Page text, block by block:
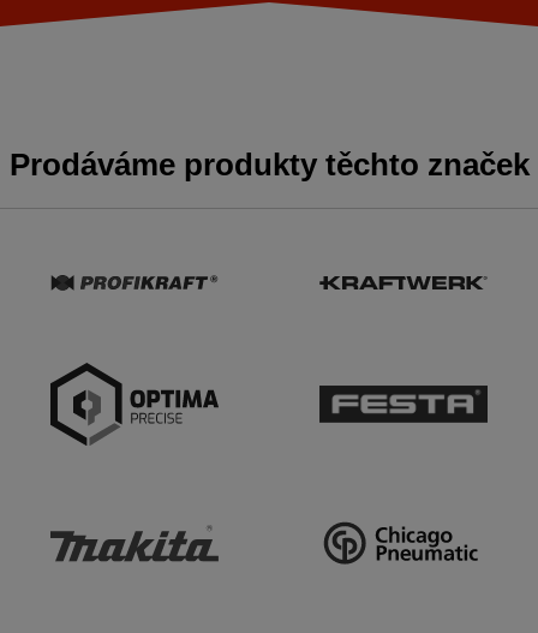
Prodáváme produkty těchto značek